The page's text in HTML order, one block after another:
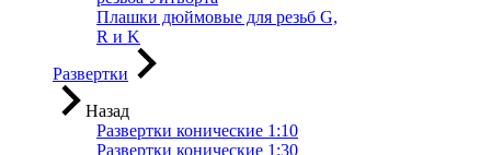
Плашки дюймовые для резьб G,
R и K
Развертки
Назад
Развертки конические 1:10
Развертки конические 1:30